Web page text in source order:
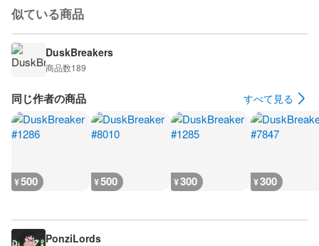
似ている商品
DuskBreakers
商品数189
同じ作者の商品 すべて見る
¥500 ¥500 ¥300 ¥300
PonziLords